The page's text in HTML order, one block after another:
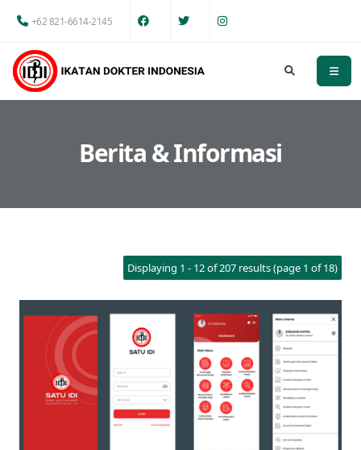
+62 821-6614-2145
Berita & Informasi
Displaying 1 - 12 of 207 results (page 1 of 18)